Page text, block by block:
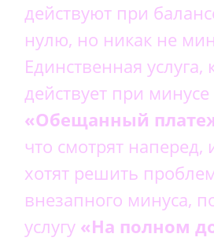
действуют при
нулю, но никак не
Единственная услуга,
действует при
«Обещанный
что смотрят наперед,
хотят решить
внезапного минуса,
услугу «На полном